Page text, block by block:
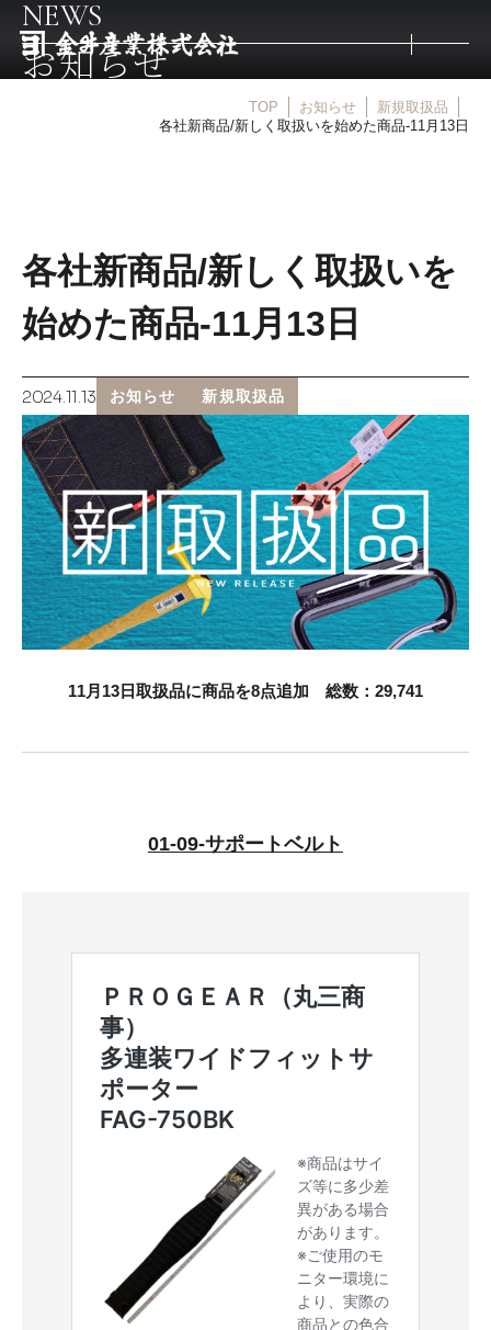
取扱メーカー
金井産業の強み
マルキン印
庖斬巴
お知らせ
採用情報
NEWS
お知らせ
TOP お知らせ
新規取扱品
各社新商品/新しく取扱いを始めた商品-11月13日
各社新商品/新しく取扱いを
始めた商品-11月13日
2024.11.13 お知らせ 新規取扱品
11月13日取扱品に商品を8点追加 総数：29,741
01-09-サポートベルト